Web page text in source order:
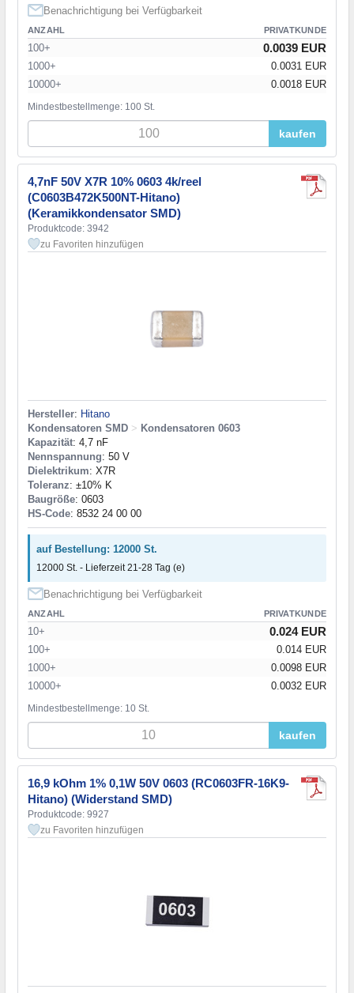
Benachrichtigung bei Verfügbarkeit
ANZAHL PRIVATKUNDE
100+ 0.0039 EUR
1000+
0.0031 EUR
10000+
0.0018 EUR
Mindestbestellmenge: 100 St.
kaufen
4,7nF 50V X7R 10% 0603 4k/reel
(C0603B472K500NT-Hitano)
(Keramikkondensator SMD)
Produktcode: 3942
zu Favoriten hinzufügen
Hersteller: Hitano
Kondensatoren SMD > Kondensatoren 0603
Kapazität: 4,7 nF
Nennspannung: 50 V
Dielektrikum: X7R
Toleranz: ±10% K
Baugröße: 0603
HS-Code: 8532 24 00 00
auf Bestellung: 12000 St.
12000 St. - Lieferzeit 21-28 Tag (e)
Benachrichtigung bei Verfügbarkeit
ANZAHL PRIVATKUNDE
10+ 0.024 EUR
100+
0.014 EUR
1000+
0.0098 EUR
10000+
0.0032 EUR
Mindestbestellmenge: 10 St.
kaufen
16,9 kOhm 1% 0,1W 50V 0603 (RC0603FR-16K9-
Hitano) (Widerstand SMD)
Produktcode: 9927
zu Favoriten hinzufügen